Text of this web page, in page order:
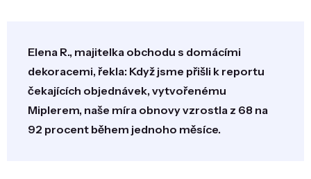
Elena R., majitelka obchodu s domácími
dekoracemi, řekla: Když jsme přišli k reportu
čekajících objednávek, vytvořenému
Miplerem, naše míra obnovy vzrostla z 68 na
92 procent během jednoho měsíce.